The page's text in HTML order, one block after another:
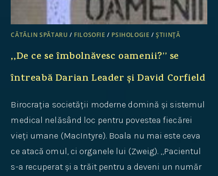
CĂTĂLIN SPĂTARU / FILOSOFIE / PSIHOLOGIE /ȘTIINȚĂ
,,De ce se îmbolnăvesc oamenii?’’ se
întreabă Darian Leader și David Corfield
Birocrația societății moderne domină și sistemul
medical nelăsând loc pentru povestea fiecărei
vieți umane (MacIntyre). Boala nu mai este ceva
ce atacă omul, ci organele lui (Zweig). ,,Pacientul
s-a recuperat și a trăit pentru a deveni un număr